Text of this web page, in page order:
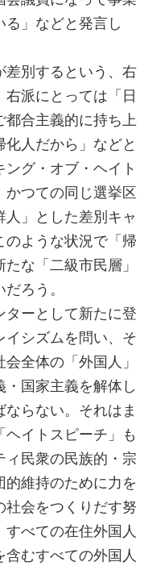
」などと発言し
別するという、右
派にとっては「日
合主義的に持ち上
人だから」などと
グ・オブ・ヘイト
かつての同じ選挙区
」とした差別キャ
のような状況で「帰
な「二級市民層」
ろう。
ーとして新たに登
イシズムを問い、そ
全体の「外国人」
国家主義を解体し
らない。それはま
イトスピーチ」も
ィ民衆の民族的・宗
維持のために力を
社会をつくりだす努
べての在住外国人
むすべての外国人